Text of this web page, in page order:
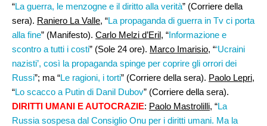
“La guerra, le menzogne e il diritto alla verità” (Corriere della
sera). Raniero La Valle, “La propaganda di guerra in Tv ci porta
alla fine” (Manifesto). Carlo Melzi d’Eril, “Informazione e
scontro a tutti i costi” (Sole 24 ore). Marco Imarisio, “‘Ucraini
nazisti’, così la propaganda spinge per coprire gli orrori dei
Russi”; ma “Le ragioni, i torti” (Corriere della sera). Paolo Lepri,
“Lo scacco a Putin di Danil Dubov” (Corriere della sera).
DIRITTI UMANI E AUTOCRAZIE: Paolo Mastrolilli, “La
Russia sospesa dal Consiglio Onu per i diritti umani. Ma la